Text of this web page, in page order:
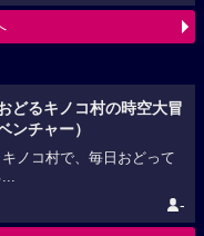
どるキノコ村の時空大冒
ンチャー）
ノコ村で、毎日おどって
-